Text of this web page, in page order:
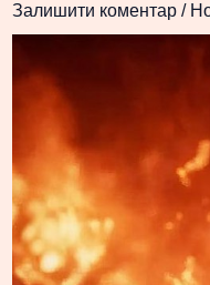
Залишити коментар /